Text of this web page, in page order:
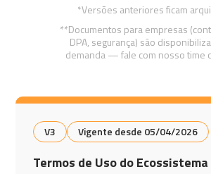
*Versões anteriores ficam
**Documentos para empresas
DPA, segurança) são
demanda — fale com nosso time
V3 Vigente desde 05/04/2026
Termos de Uso do Ecossistema